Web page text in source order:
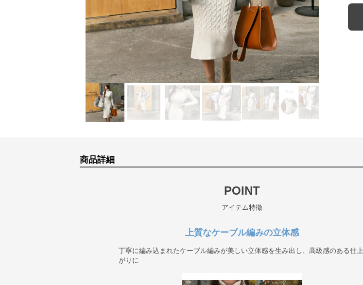
商品詳細
POINT
アイテム特徴
上質なケーブル編みの立体感
丁寧に編み込まれたケーブル編みが美しい立体感を生み出し、高級感のある仕上
がりに